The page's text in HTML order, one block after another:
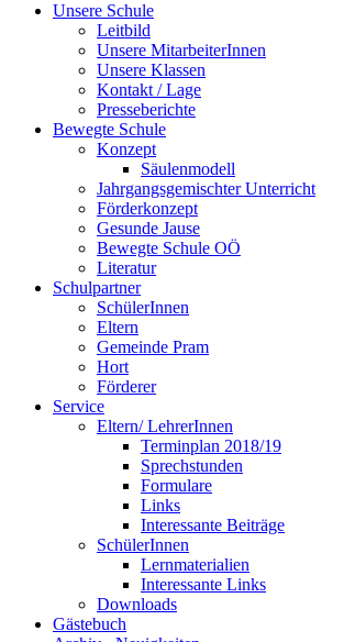
Unsere Schule
Leitbild
Unsere MitarbeiterInnen
Unsere Klassen
Kontakt / Lage
Presseberichte
Bewegte Schule
Konzept
Säulenmodell
Jahrgangsgemischter Unterricht
Förderkonzept
Gesunde Jause
Bewegte Schule OÖ
Literatur
Schulpartner
SchülerInnen
Eltern
Gemeinde Pram
Hort
Förderer
Service
Eltern/ LehrerInnen
Terminplan 2018/19
Sprechstunden
Formulare
Links
Interessante Beiträge
SchülerInnen
Lernmaterialien
Interessante Links
Downloads
Gästebuch